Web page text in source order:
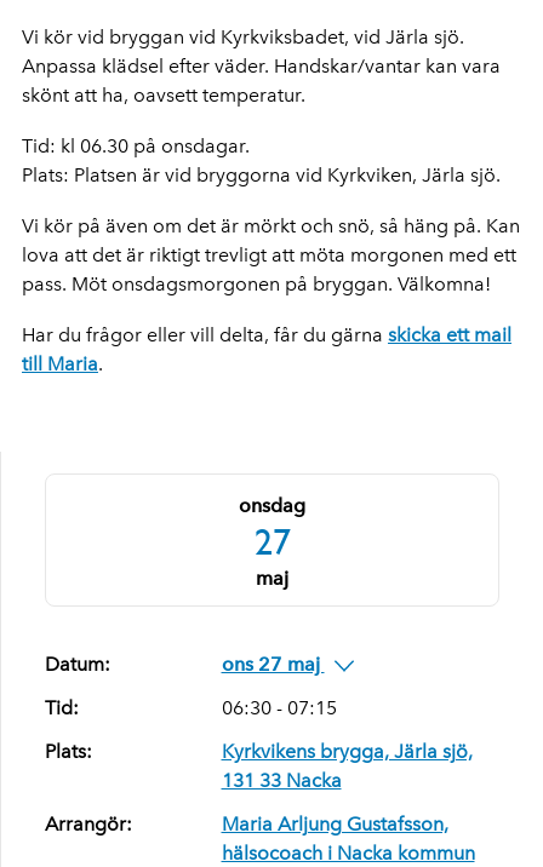
onsdag
27
maj
Datum:
ons 27 maj
Tid:
06:30 - 07:15
Plats:
Kyrkvikens brygga, Järla sjö,
131 33 Nacka
Arrangör:
Maria Arljung Gustafsson,
hälsocoach i Nacka kommun
Vi kör vid bryggan vid Kyrkviksbadet, vid Järla sjö.
Anpassa klädsel efter väder. Handskar/vantar kan vara
skönt att ha, oavsett temperatur.
Tid: kl 06.30 på onsdagar.
Plats: Platsen är vid bryggorna vid Kyrkviken, Järla sjö.
Vi kör på även om det är mörkt och snö, så häng på. Kan
lova att det är riktigt trevligt att möta morgonen med ett
pass. Möt onsdagsmorgonen på bryggan. Välkomna!
Har du frågor eller vill delta, får du gärna skicka ett mail
till Maria.